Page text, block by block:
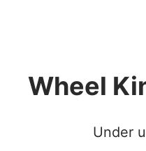
Wheel
Under